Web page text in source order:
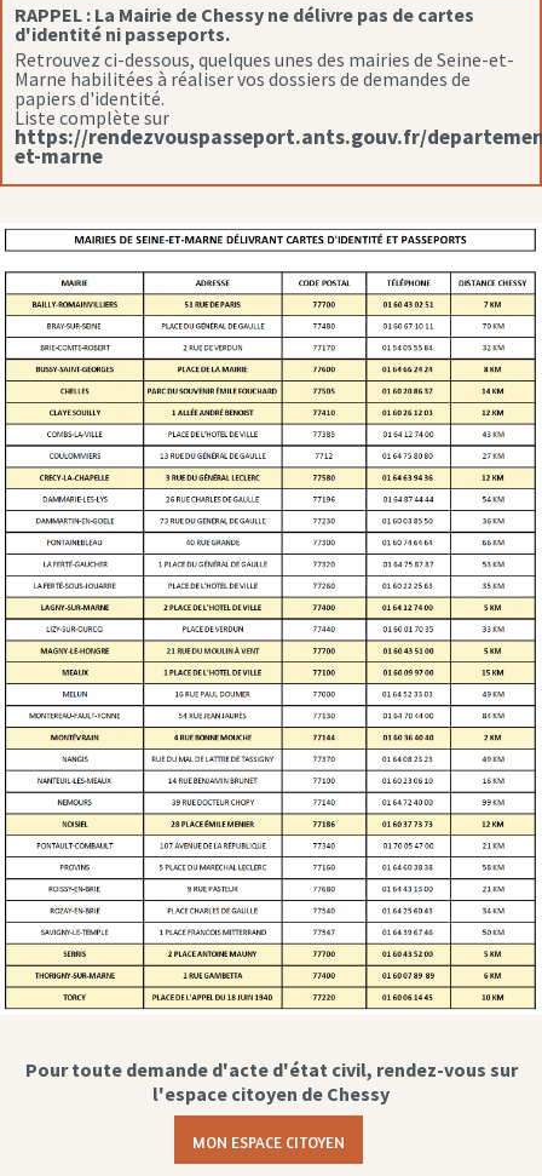
RAPPEL : La Mairie de Chessy ne délivre pas de cartes
d'identité ni passeports.
Retrouvez ci-dessous, quelques unes des mairies de Seine-et-
Marne habilitées à réaliser vos dossiers de demandes de
papiers d'identité.
Liste complète sur
https://rendezvouspasseport.ants.gouv.fr/
et-marne
Pour toute demande d'acte d'état civil, rendez-vous sur
l'espace citoyen de Chessy
MON ESPACE CITOYEN